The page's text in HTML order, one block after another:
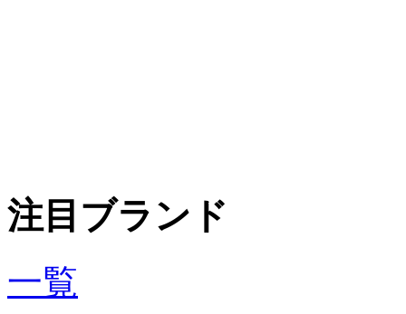
注目ブランド
一覧